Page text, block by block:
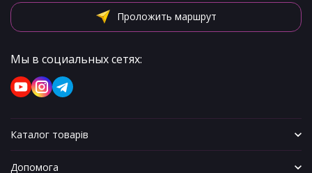
Проложить маршрут
Мы в социальных сетях:
Каталог товарів
Допомога